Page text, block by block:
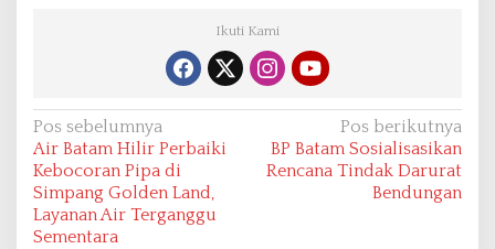
Ikuti Kami
N
a
v
i
Pos sebelumnya
Air Batam Hilir Perbaiki
Kebocoran Pipa di
Simpang Golden Land,
Layanan Air Terganggu
Sementara
Pos berikutnya
BP Batam Sosialisasikan
Rencana Tindak Darurat
Bendungan